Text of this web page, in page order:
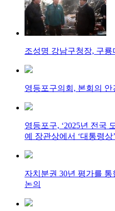
조성명 강남구청장, 구룡
영등포구의회, 본회의 안
영등포구, ‘2025년 전국
예 장관상에서 ‘대통령상
자치분권 30년 평가를
논의